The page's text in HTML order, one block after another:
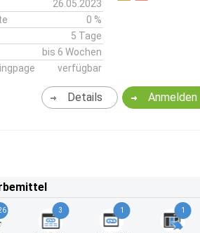
26.05.2023
0 %
5 Tage
bis 6 Wochen
verfügbar
Anmelden
Details
3 1 1